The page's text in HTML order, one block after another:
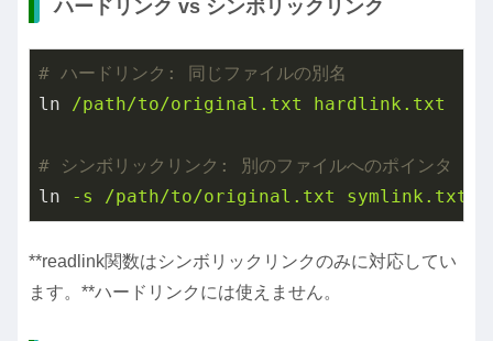
ハードリンク vs シンボリックリンク
# ハードリンク: 同じファイルの別名
ln
/path/to/original.txt hardlink.txt
# シンボリックリンク: 別のファイルへのポインタ
ln
-s /path/to/original.txt symlink.txt
**readlink関数はシンボリックリンクのみに対応してい
ます。**ハードリンクには使えません。